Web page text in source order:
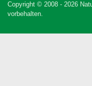
Copyright © 2008 - 2026
vorbehalten.